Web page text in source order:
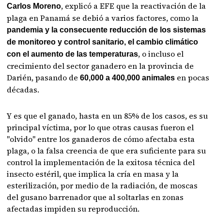
Carlos Moreno, explicó a EFE que la reactivación de la
plaga en Panamá se debió a varios factores, como la
pandemia y la consecuente reducción de los sistemas
de monitoreo y control sanitario, el cambio climático
con el aumento de las temperaturas, o incluso el
crecimiento del sector ganadero en la provincia de
Darién, pasando de60,000 a 400,000 animales en pocas
décadas.
Y es que el ganado, hasta en un 85% de los casos, es su
principal víctima, por lo que otras causas fueron el
"olvido" entre los ganaderos de cómo afectaba esta
plaga, o la falsa creencia de que era suficiente para su
control la implementación de la exitosa técnica del
insecto estéril, que implica la cría en masa y la
esterilización, por medio de la radiación, de moscas
del gusano barrenador que al soltarlas en zonas
afectadas impiden su reproducción.